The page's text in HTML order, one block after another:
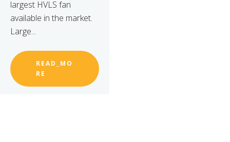
largest HVLS fan
available in the market.
Large...
READ_MO
RE